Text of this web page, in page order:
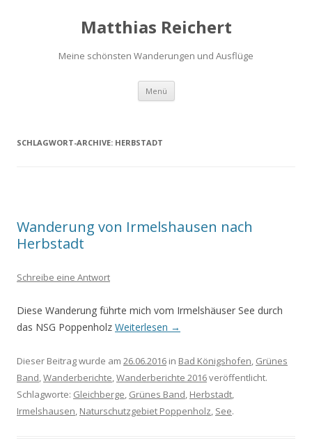
Matthias Reichert
Meine schönsten Wanderungen und Ausflüge
Menü Zum
springen
SCHLAGWORT-ARCHIVE: HERBSTADT
Wanderung von Irmelshausen nach
Herbstadt
Schreibe eine Antwort
Diese Wanderung führte mich vom Irmelshäuser See durch
das NSG Poppenholz Weiterlesen →
Dieser Beitrag wurde am 26.06.2016 in Bad Königshofen, Grünes
Band,Wanderberichte,Wanderberichte 2016veröffentlicht.
Schlagworte: Gleichberge, Grünes Band, Herbstadt,
Irmelshausen, Naturschutzgebiet Poppenholz, See.